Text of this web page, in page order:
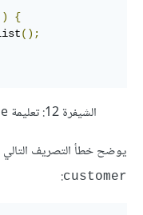
{
();
الشيفرة 12: تعليمة use تُطبّق فقط في النطاق الواردة فيها
يوضح خطأ التصريف
customer
: